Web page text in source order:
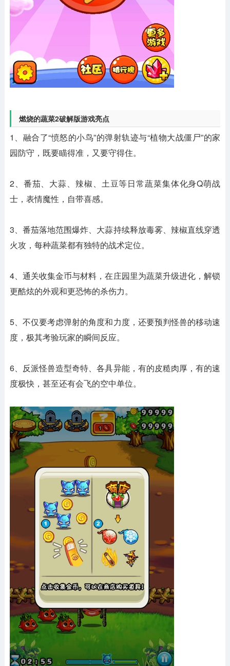
燃烧的蔬菜2破解版游戏亮点
1、融合了“愤怒的小鸟”的弹射轨迹与“植物大战僵尸”的家
园防守，既要瞄得准，又要守得住。
2、番茄、大蒜、辣椒、土豆等日常蔬菜集体化身Q萌战
士，表情魔性，自带喜感。
3、番茄落地范围爆炸、大蒜持续释放毒雾、辣椒直线穿透
火攻，每种蔬菜都有独特的战术定位。
4、通关收集金币与材料，在庄园里为蔬菜升级进化，解锁
更酷炫的外观和更恐怖的杀伤力。
5、不仅要考虑弹射的角度和力度，还要预判怪兽的移动速
度，极其考验玩家的瞬间反应。
6、反派怪兽造型奇特、各具异能，有的皮糙肉厚，有的速
度极快，甚至还有会飞的空中单位。